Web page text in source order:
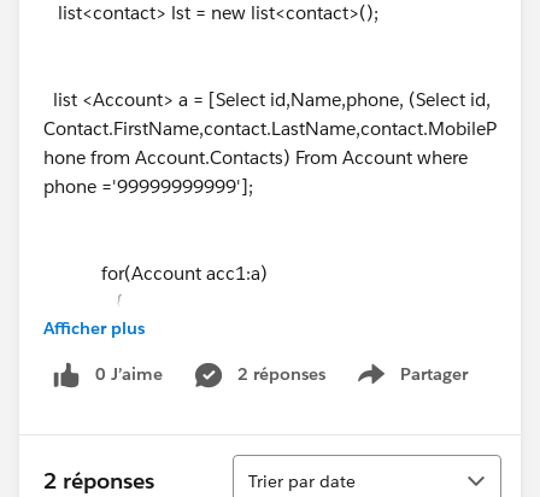
list<contact> lst = new list<contact>();
list <Account> a = [Select id,Name,phone, (Select id,
Contact.FirstName,contact.LastName,contact.MobileP
hone from Account.Contacts) From Account where
phone ='99999999999'];
for(Account acc1:a)
{
for(schema.Contact cn:acc1.Contacts)
// }
Afficher plus
0 J’aime 2 réponses Partager
Show menu
2 réponses
Tri
Trier par date